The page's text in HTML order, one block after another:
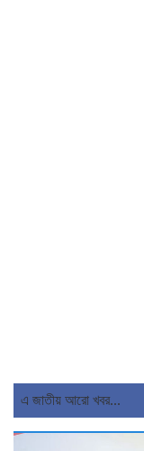
এ জাতীয় আরো খবর...